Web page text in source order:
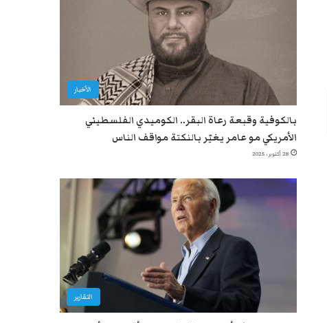
الأخبار
بالكوفية وقبعة رعاة البقر.. الكوميدي الفلسطيني
الأمريكي مو عامر يغيّر بالنكتة مواقف الناس
28 أكتوبر، 2025
التقارير